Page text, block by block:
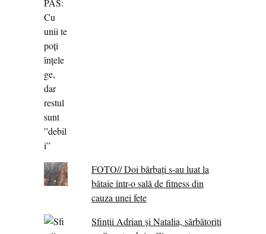
FOTO// Doi bărbați s-au luat la
bătaie într-o sală de fitness din
cauza unei fete
Sfinții Adrian și Natalia, sărbătoriți